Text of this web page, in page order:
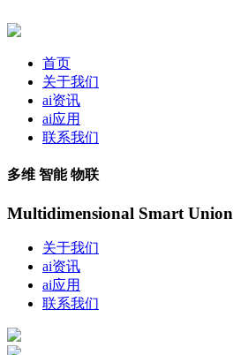
首页
关于我们
ai资讯
ai应用
联系我们
多维 智能 物联
Multidimensional Smart Union
关于我们
ai资讯
ai应用
联系我们